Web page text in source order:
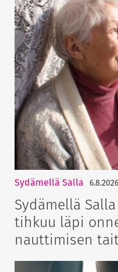
Sydämellä Salla 6.8.2026
Sydämellä
tihkuu läpi
nauttimisen